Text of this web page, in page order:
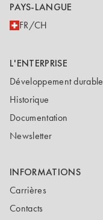
PAYS-LANGUE
FR/CH
L'ENTERPRISE
Développement durable
Historique
Documentation
Newsletter
INFORMATIONS
Carrières
Contacts